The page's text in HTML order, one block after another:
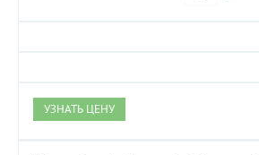
УЗНАТЬ ЦЕНУ